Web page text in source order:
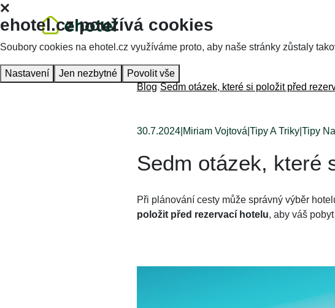
Blog Sedm otázek, které si položit před
30.7.2024| Miriam Vojtová Tipy A Triky| Tipy
Sedm otázek, které
Při plánování cesty může správný výběr
položit před rezervací hotelu, aby váš
ehotel.cz používá cookies
Soubory cookies na ehotel.cz využíváme proto, aby naše stránky zůstaly
Nastavení Jen nezbytné Povolit vše